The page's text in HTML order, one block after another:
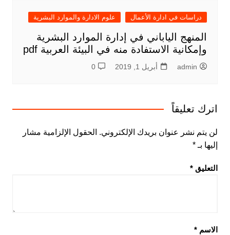
دراسات في ادارة الأعمال علوم الادارة والموارد البشرية
المنهج الياباني في إدارة الموارد البشرية
وإمكانية الاستفادة منه في البيئة العربية pdf
admin أبريل 1, 2019 0
اترك تعليقاً
لن يتم نشر عنوان بريدك الإلكتروني. الحقول الإلزامية مشار
إليها بـ *
التعليق *
الاسم *